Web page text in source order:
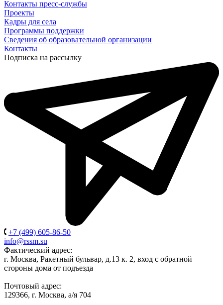
Контакты пресс-службы
Проекты
Кадры для села
Программы поддержки
Сведения об образовательной организации
Контакты
Подписка на рассылку
+7 (499) 605-86-50
info@rssm.su
Фактический адрес:
г. Москва, Ракетный бульвар, д.13 к. 2, вход с обратной
стороны дома от подъезда
Почтовый адрес:
129366, г. Москва, а/я 704